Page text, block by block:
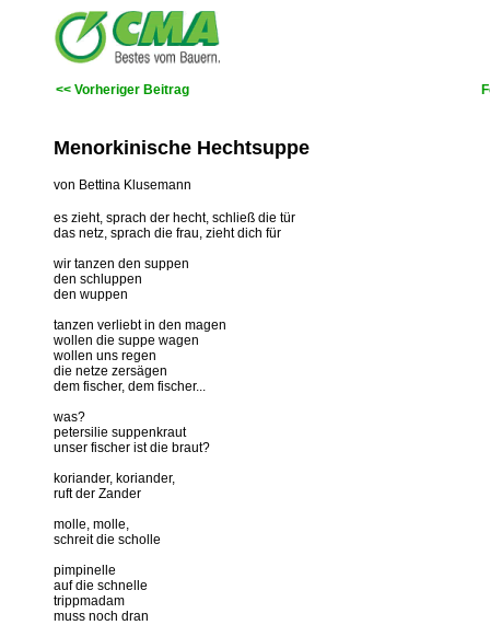
<< Vorheriger Beitrag
Menorkinische Hechtsuppe
von Bettina Klusemann
es zieht, sprach der hecht, schließ die tür
das netz, sprach die frau, zieht dich für
wir tanzen den suppen
den schluppen
den wuppen
tanzen verliebt in den magen
wollen die suppe wagen
wollen uns regen
die netze zersägen
dem fischer, dem fischer...
was?
petersilie suppenkraut
unser fischer ist die braut?
koriander, koriander,
ruft der Zander
molle, molle,
schreit die scholle
pimpinelle
auf die schnelle
trippmadam
muss noch dran